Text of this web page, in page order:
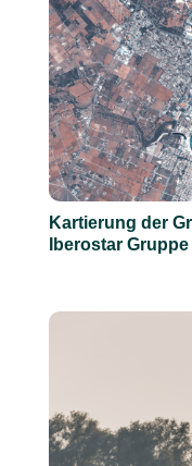
Kartierung der
Iberostar